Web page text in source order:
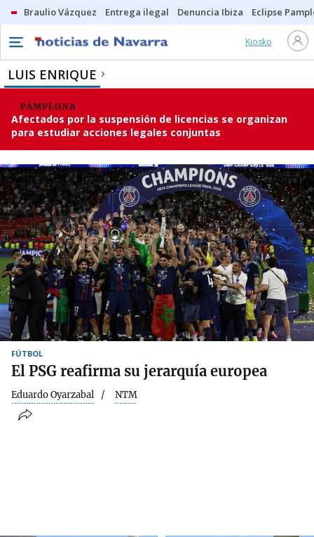
Braulio Vázquez Entrega ilegal Denuncia Ibiza Eclipse
Kiosko
LUIS ENRIQUE
PAMPLONA
Afectados por la suspensión de licencias se organizan
para estudiar acciones legales conjuntas
FÚTBOL
El PSG reafirma su jerarquía europea
Eduardo Oyarzabal NTM